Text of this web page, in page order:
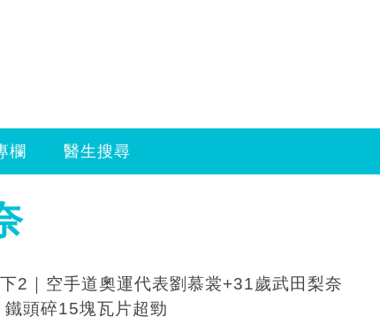
欄 醫生搜尋
2｜空手道奧運代表劉慕裳+31歲武田梨奈
加盟 鐵頭碎15塊瓦片超勁